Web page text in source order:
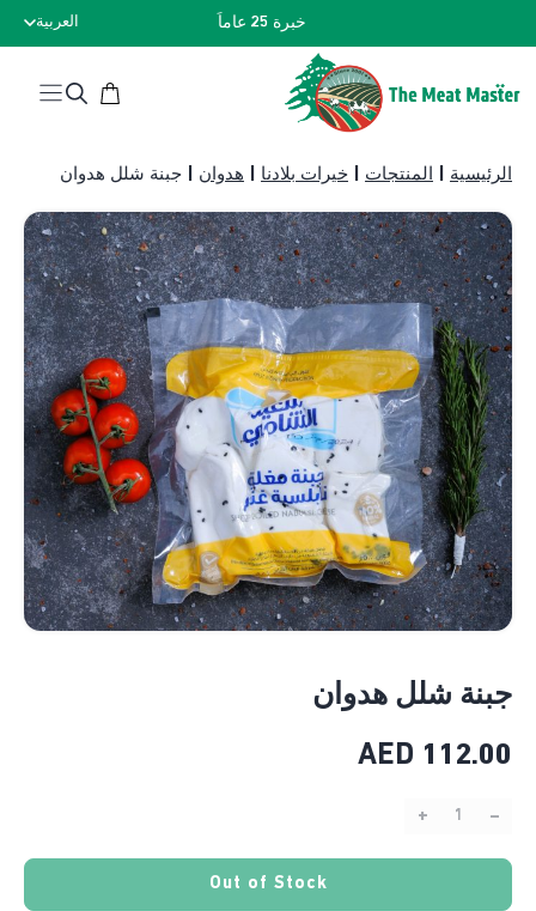
خبرة 25 عاماً العربية
الرئيسية المنتجات خيرات بلادنا هدوان جبنة شلل هدوان
جبنة شلل هدوان
112.00
AED
–
+
Out of Stock